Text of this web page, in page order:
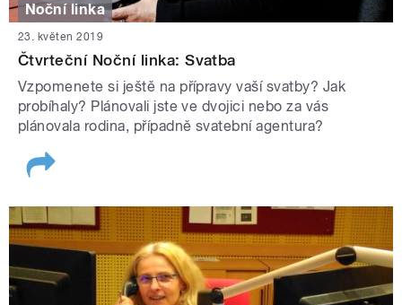
Noční linka
23. květen 2019
Čtvrteční Noční linka: Svatba
Vzpomenete si ještě na přípravy vaší svatby? Jak
probíhaly? Plánovali jste ve dvojici nebo za vás
plánovala rodina, případně svatební agentura?